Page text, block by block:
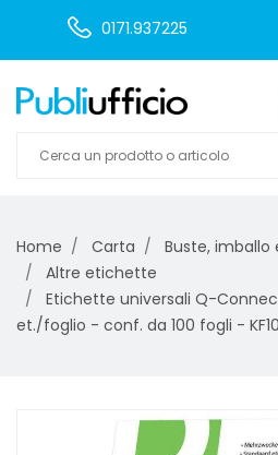
0171.937225
Home Carta Buste,
Altre etichette
Etichette universali Q-
et./foglio - conf. da 100 fogli -